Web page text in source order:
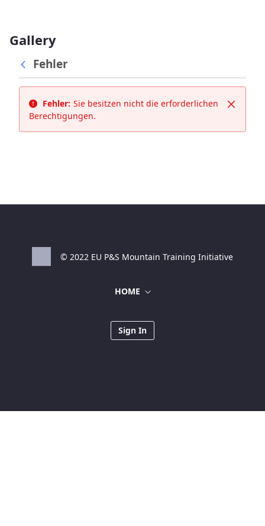
Gallery
Fehler
Fehler: Sie besitzen nicht die erforderlichen
Berechtigungen.
© 2022 EU P&S Mountain Training Initiative
HOME
Sign In